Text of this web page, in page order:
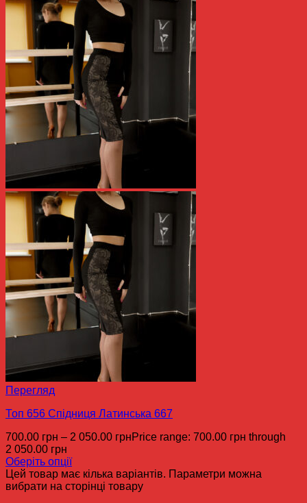
Перегляд
Топ 656 Спідниця Латинська 667
700.00 грн – 2 050.00 грнPrice range: 700.00 грн through
2 050.00 грн
Оберіть опції
Цей товар має кілька варіантів. Параметри можна
вибрати на сторінці товару